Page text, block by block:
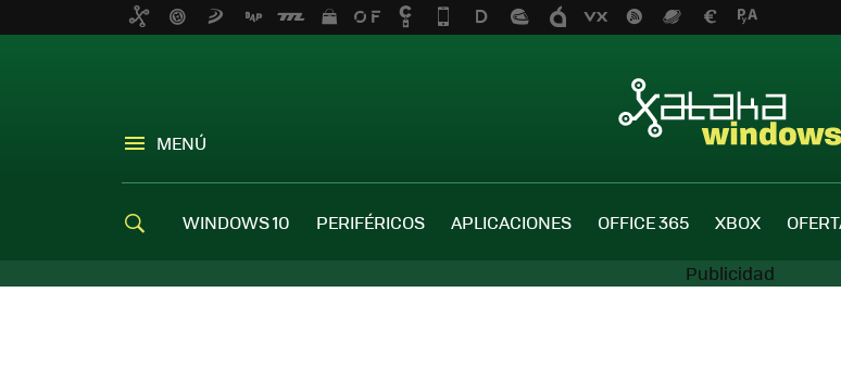
MENÚ
WINDOWS 10 PERIFÉRICOS APLICACIONES OFFICE 365 XBOX